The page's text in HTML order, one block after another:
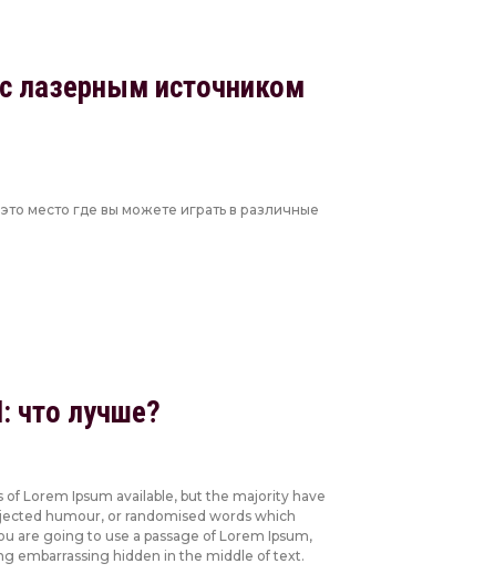
лазерным источником
место где вы можете играть в различные
что лучше?
Lorem Ipsum available, but the majority have
humour, or randomised words which
are going to use a passage of Lorem Ipsum,
embarrassing hidden in the middle of text.